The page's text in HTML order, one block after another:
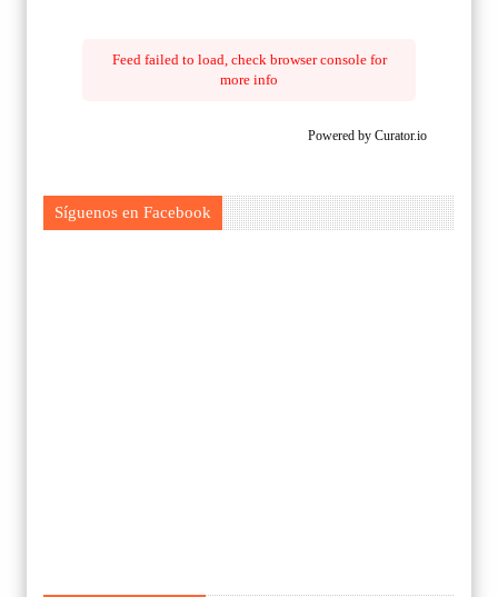
Feed failed to load, check browser console for
more info
Powered by Curator.io
Síguenos en Facebook